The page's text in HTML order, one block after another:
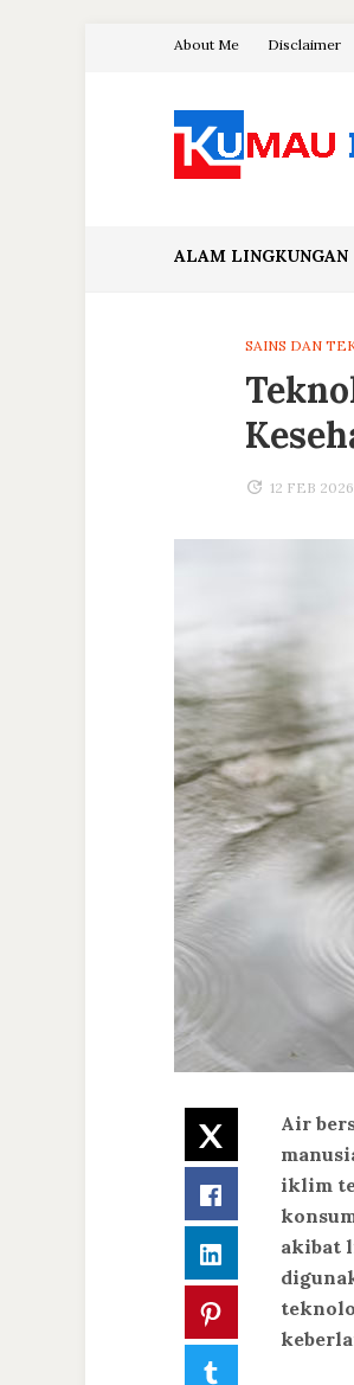
About Me Disclaimer
ALAM LINGKUNGAN
SAINS DAN
12 FEB 2026
Twitter
Facebook
LinkedIn
Pinterest
Air
iklim
akibat